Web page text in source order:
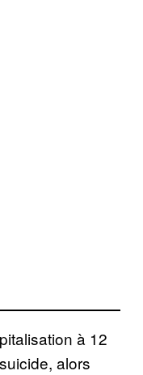
à 12
alors